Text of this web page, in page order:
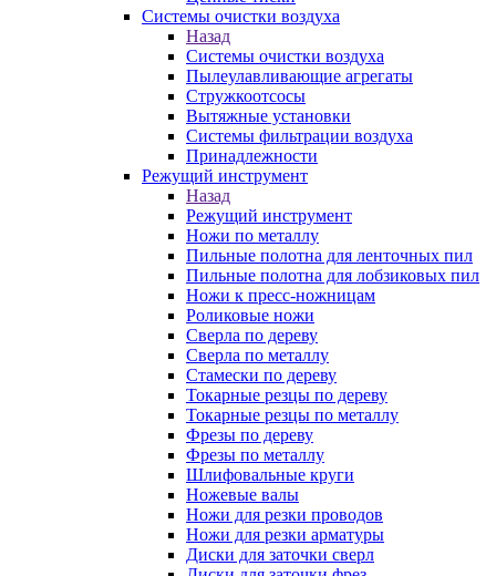
Системы очистки воздуха
Назад
Системы очистки воздуха
Пылеулавливающие агрегаты
Стружкоотсосы
Вытяжные установки
Системы фильтрации воздуха
Принадлежности
Режущий инструмент
Назад
Режущий инструмент
Ножи по металлу
Пильные полотна для ленточных пил
Пильные полотна для лобзиковых пил
Ножи к пресс-ножницам
Роликовые ножи
Сверла по дереву
Сверла по металлу
Стамески по дереву
Токарные резцы по дереву
Токарные резцы по металлу
Фрезы по дереву
Фрезы по металлу
Шлифовальные круги
Ножевые валы
Ножи для резки проводов
Ножи для резки арматуры
Диски для заточки сверл